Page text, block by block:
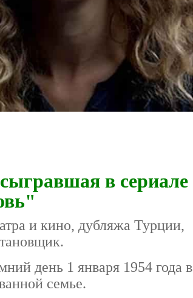
в сериале
и кино, дубляжа Турции,
день 1 января 1954 года в
семье.